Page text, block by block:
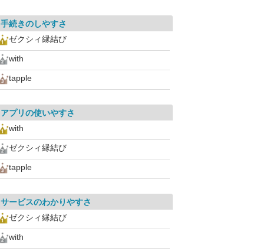
手続きのしやすさ
ゼクシィ縁結び
with
tapple
アプリの使いやすさ
with
ゼクシィ縁結び
tapple
サービスのわかりやすさ
ゼクシィ縁結び
with